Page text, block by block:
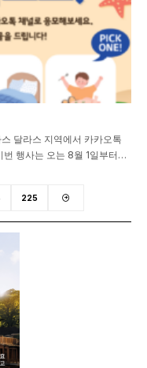
달라스 지역에서 카카오톡
번 행사는 오는 8월 1일부터…
225